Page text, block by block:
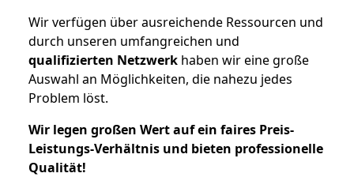
Wir verfügen über ausreichende Ressourcen und
durch unseren umfangreichen und
qualifizierten Netzwerk haben wir eine große
Auswahl an Möglichkeiten, die nahezu jedes
Problem löst.
Wir legen großen Wert auf ein faires Preis-
Leistungs-Verhältnis und bieten professionelle
Qualität!